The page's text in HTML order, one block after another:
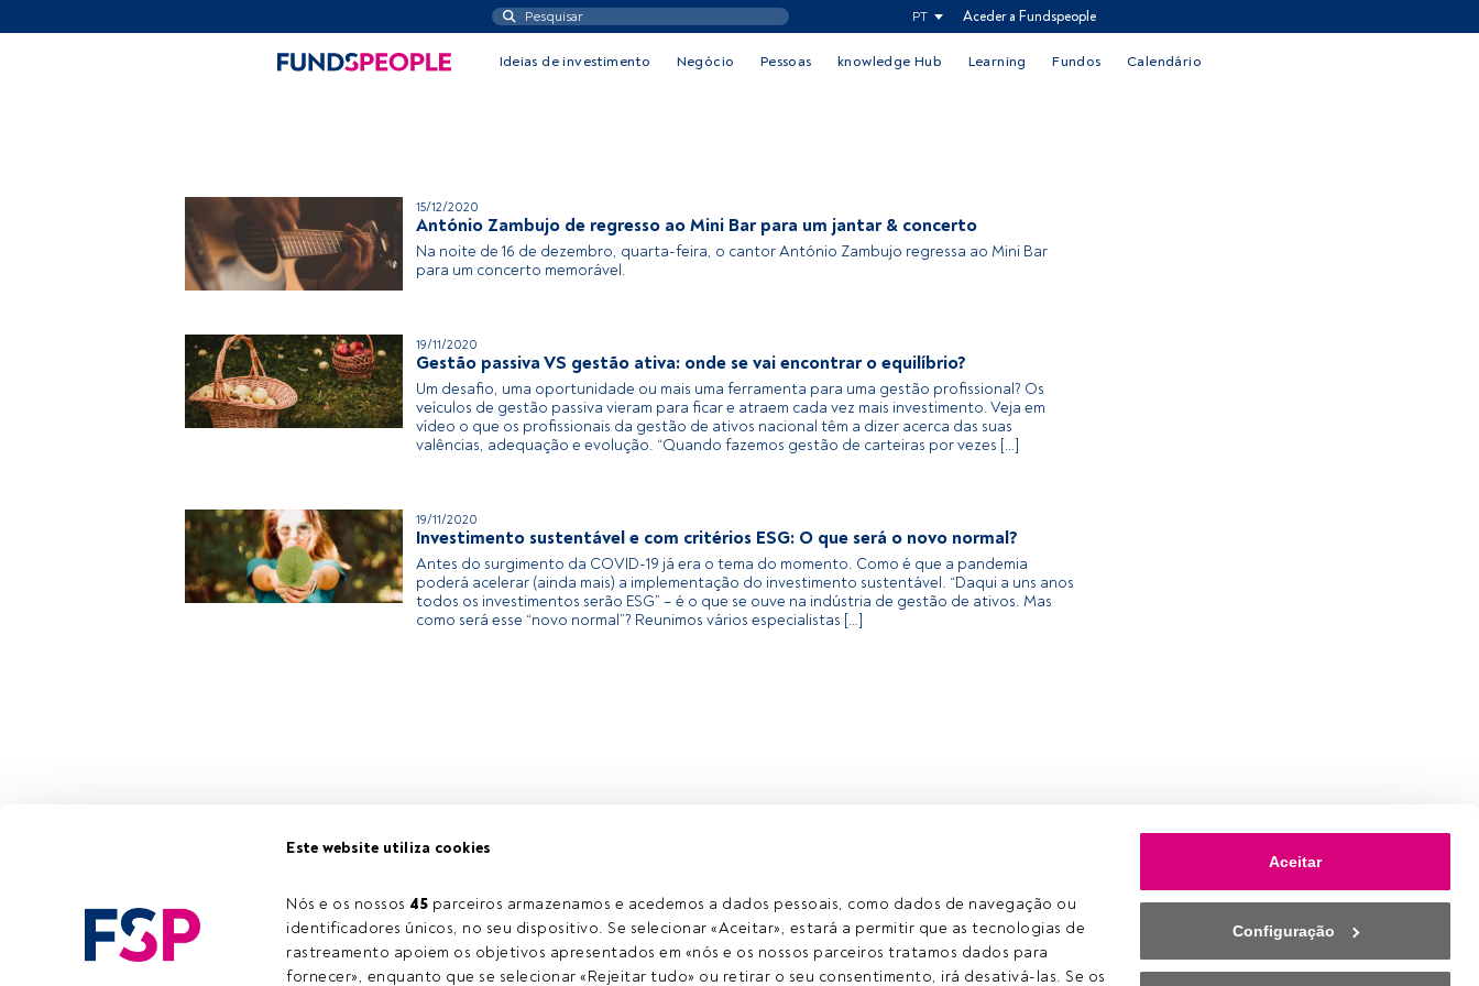
Este website utiliza cookies
Nós e os nossos 45 parceiros armazenamos e acedemos a dados pessoais, como dados de navegação ou
identificadores únicos, no seu dispositivo. Se selecionar «Aceitar», estará a permitir que as tecnologias de
rastreamento apoiem os objetivos apresentados em «nós e os nossos parceiros tratamos dados para
fornecer», enquanto que se selecionar «Rejeitar tudo» ou retirar o seu consentimento, irá desativá-las. Se os
Aceitar
Configuração
PT Aceder a Fundspeople
Ideias de investimento Negócio Pessoas knowledge Hub Learning Fundos Calendário
15/12/2020
António Zambujo de regresso ao Mini Bar para um jantar & concerto
Na noite de 16 de dezembro, quarta-feira, o cantor António Zambujo regressa ao Mini Bar
para um concerto memorável.
19/11/2020
Gestão passiva VS gestão ativa: onde se vai encontrar o equilíbrio?
Um desafio, uma oportunidade ou mais uma ferramenta para uma gestão profissional? Os
veículos de gestão passiva vieram para ficar e atraem cada vez mais investimento. Veja em
vídeo o que os profissionais da gestão de ativos nacional têm a dizer acerca das suas
valências, adequação e evolução. “Quando fazemos gestão de carteiras por vezes […]
19/11/2020
Investimento sustentável e com critérios ESG: O que será o novo normal?
Antes do surgimento da COVID-19 já era o tema do momento. Como é que a pandemia
poderá acelerar (ainda mais) a implementação do investimento sustentável. “Daqui a uns anos
todos os investimentos serão ESG” – é o que se ouve na indústria de gestão de ativos. Mas
como será esse “novo normal”? Reunimos vários especialistas […]